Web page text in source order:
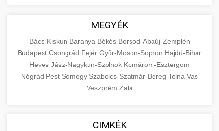
MEGYÉK
Bács-Kiskun Baranya Békés Borsod-Abaúj-Zemplén
Budapest Csongrád Fejér Győr-Moson-Sopron Hajdú-Bihar
Heves Jász-Nagykun-Szolnok Komárom-Esztergom
Nógrád Pest Somogy Szabolcs-Szatmár-Bereg Tolna Vas
Veszprém Zala
CIMKÉK